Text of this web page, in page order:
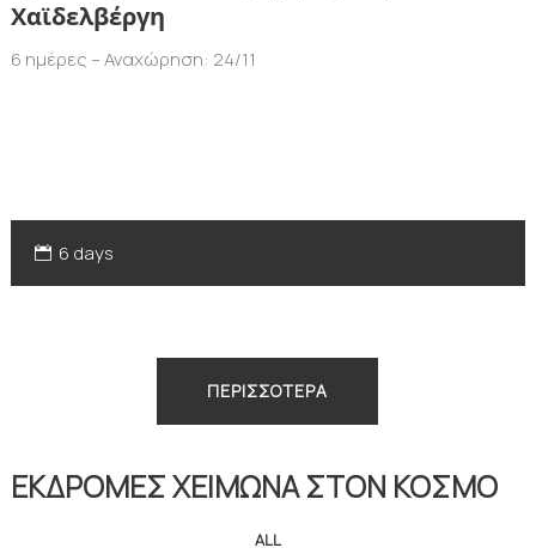
Χαϊδελβέργη
6 ημέρες – Αναχώρηση: 24/11
6 days
ΠΕΡΙΣΣΟΤΕΡΑ
ΕΚΔΡΟΜΕΣ ΧΕΙΜΩΝΑ ΣΤΟΝ ΚΟΣΜΟ
ALL